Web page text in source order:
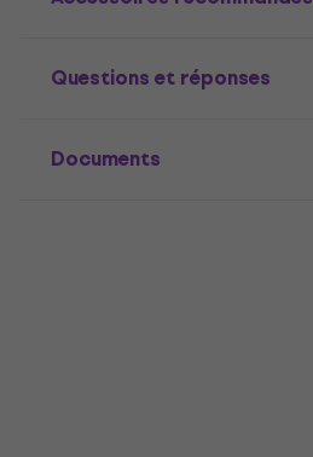
Questions et réponses
Documents